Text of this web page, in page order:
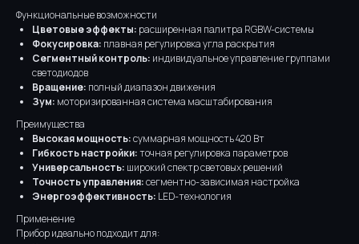
Функциональные возможности
Цветовые эффекты: расширенная палитра RGBW-системы
Фокусировка: плавная регулировка угла раскрытия
Сегментный контроль: индивидуальное управление группами
светодиодов
Вращение: полный диапазон движения
Зум: моторизированная система масштабирования
Преимущества
Высокая мощность:суммарная мощность 420 Вт
Гибкость настройки:точная регулировка параметров
Универсальность: широкий спектр световых решений
Точность управления:сегментно-зависимая настройка
Энергоэффективность: LED-технология
Применение
Прибор идеально подходит для: